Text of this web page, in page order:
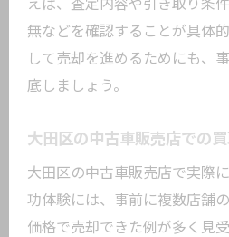
る方法
中古車査定のタイミ
信頼できる中古車買取業
中古車買取業者選び
方法
口コミを活用した中
えば、査定内容や引き取り条
無などを確認することが具体
して売却を進めるためにも、
底しましょう。
大田区の中古車販売店での
大田区の中古車販売店で実際
功体験には、事前に複数店舗
価格で売却できた例が多く見